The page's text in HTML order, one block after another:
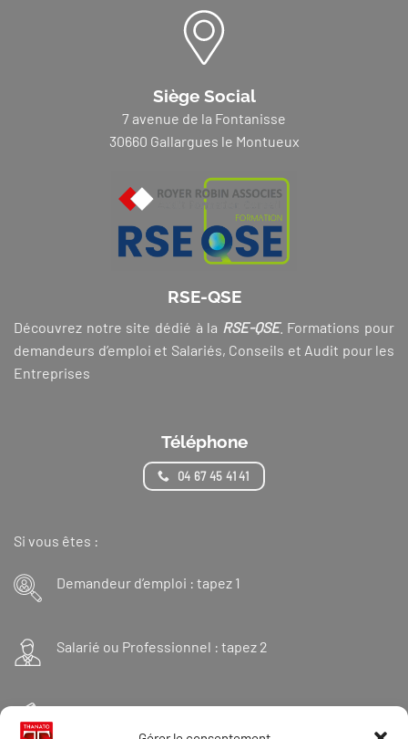
Siège Social
7 avenue de la Fontanisse
30660 Gallargues le Montueux
RSE-QSE
Découvrez notre site dédié à la RSE-QSE. Formations pour
demandeurs d’emploi et Salariés, Conseils et Audit pour les
Entreprises
Téléphone
04 67 45 41 41
Si vous êtes :
Demandeur d’emploi : tapez 1
Salarié ou Professionnel : tapez 2
Financeur : tapez 3